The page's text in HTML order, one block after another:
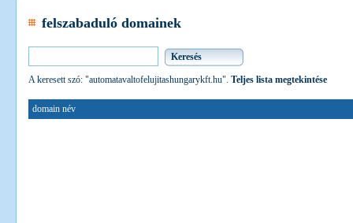
felszabaduló domainek
A keresett szó: "automatavaltofelujitashungarykft.hu". Teljes lista megtekintése
domain név